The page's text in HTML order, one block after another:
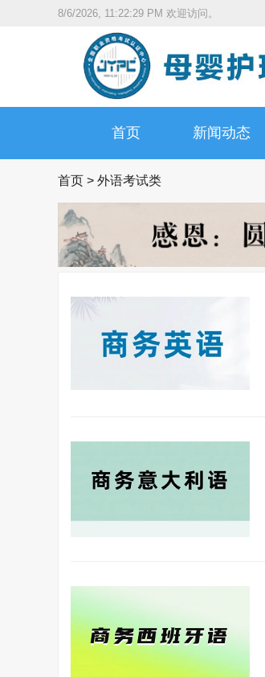
8/6/2026, 11:22:29 PM 欢迎访问。
首页 新闻动态
首页 > 外语考试类